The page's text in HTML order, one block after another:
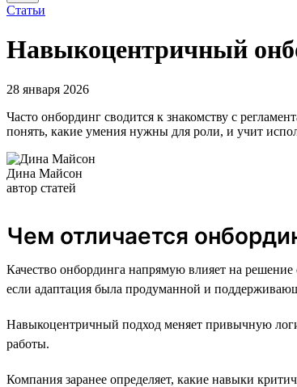
Статьи
Навыкоцентричный
28 января 2026
Часто онбординг сводится к знакомству с
понять, какие умения нужны для роли, и учит
Дина Майсон
автор статей
Чем отличается
Качество онбординга напрямую влияет на
если адаптация была продуманной и
Навыкоцентричный подход меняет привычную
работы.
Компания заранее определяет, какие навыки